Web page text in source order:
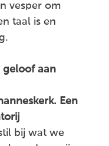
vesper om
taal is en
geloof aan
Een
bij wat we